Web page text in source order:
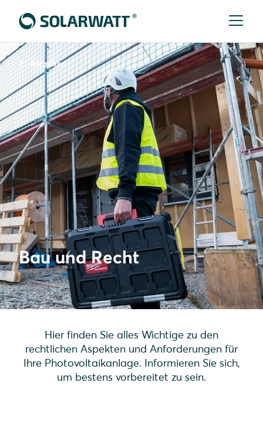
Ratgeber
Bau und Recht
Hier finden Sie alles Wichtige zu den
rechtlichen Aspekten und Anforderungen für
Ihre Photovoltaikanlage. Informieren Sie sich,
um bestens vorbereitet zu sein.